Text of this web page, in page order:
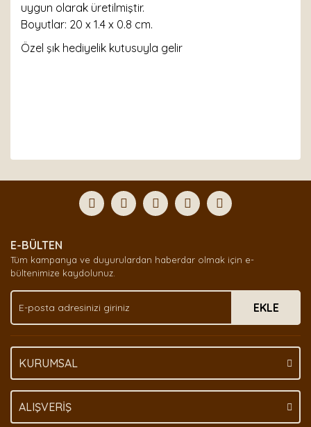
uygun olarak üretilmiştir.
Boyutlar: 20 x 1.4 x 0.8 cm.
Özel şık hediyelik kutusuyla gelir
Yorum Yaz
formunu kullanarak tarafımıza iletebilirsiniz.
Görüş ve önerileriniz için teşekkür ederiz.
Ürün açıklamasında eksik bilgiler bulunuyor.
Ürün bilgilerinde hatalar bulunuyor.
Ürün fiyatı diğer sitelerden daha pahalı.
Bu ürüne benzer farklı alternatifler olmalı.
E-BÜLTEN
Tüm kampanya ve duyurulardan haberdar olmak için e-
bültenimize kaydolunuz.
EKLE
KURUMSAL
ALIŞVERİŞ